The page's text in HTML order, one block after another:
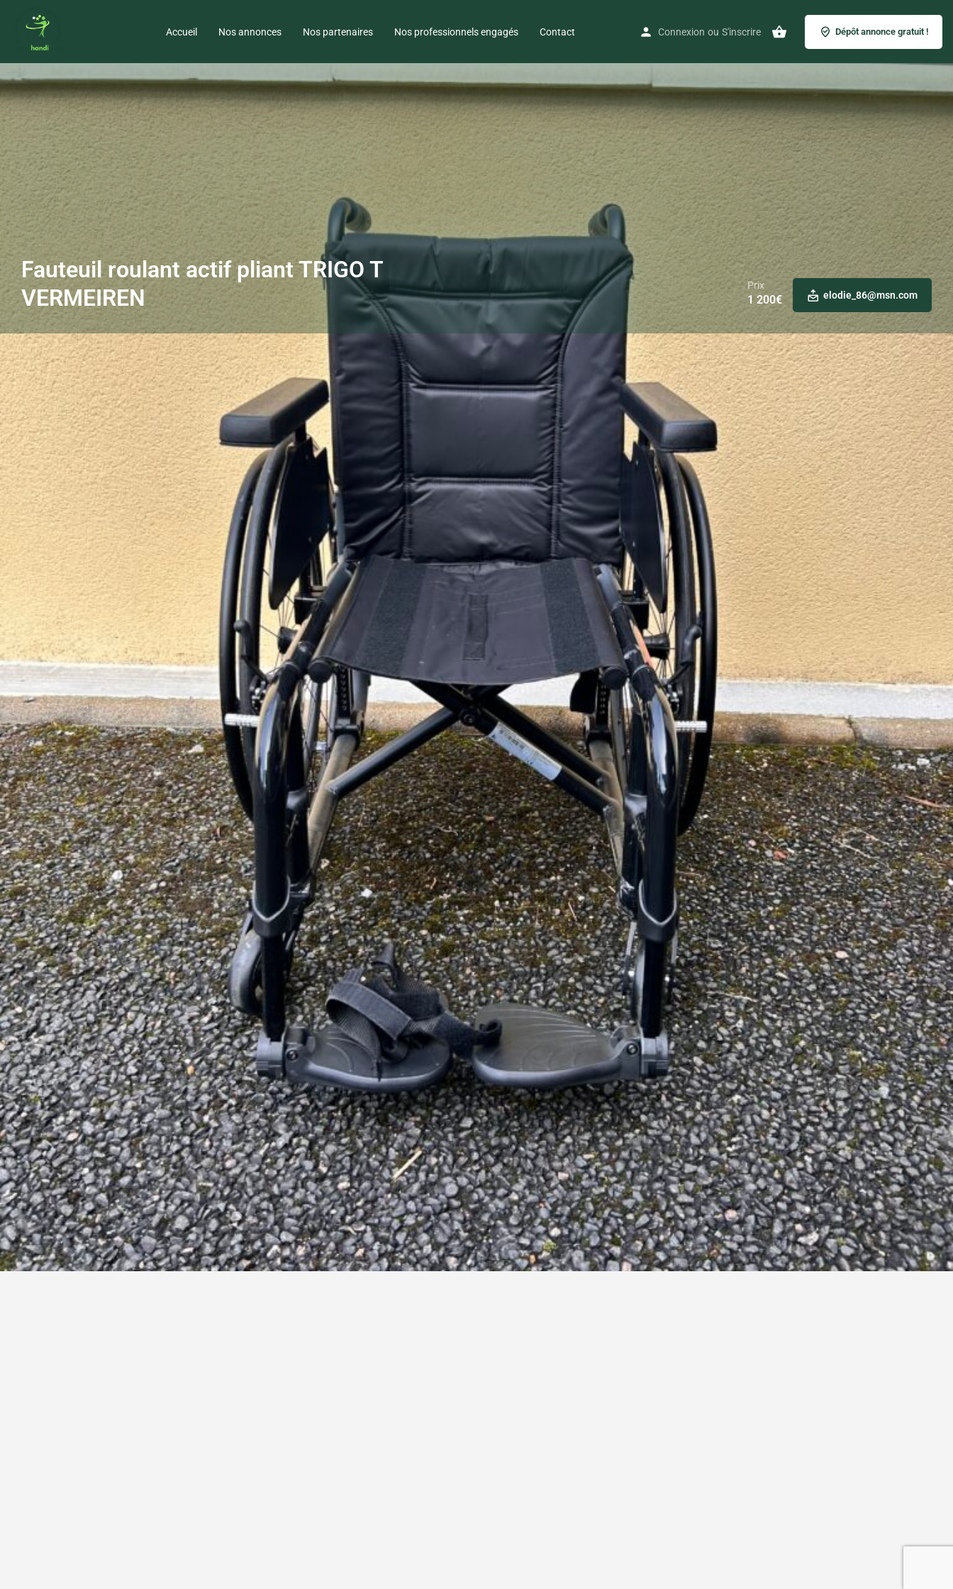
Accueil Nos annonces Nos partenaires Nos professionnels engagés Contact Connexion ou S'inscrire Dépôt annonce gratuit !
Fauteuil roulant actif pliant TRIGO T
VERMEIREN
Prix
1 200€ elodie_86@msn.com
Votre annonce
Envoyer un mail
Gallerie
Pro/ Particulier
Particulier
Auteur
elodietdl
Localisation
33-Gironde, 33160, SAINT MEDARD EN JALLES
Description
Fauteuil roulant actif pliant TRIGO T VERMEIREN
Sous garantie et avec facture Harmonie médicale
Utiliser 4 mois en intérieur uniquement.
Caractéristiques :
Coloris châssis noir brillant
-Assise 40x40, Nylon -toile réglable ne tension avec bandes
réfléchissantes
- hauteur sol / assise 38,5 cm
- Accoudoirs ajustables en hauteur
• Repose-pieds amovibles et escamotables -Poignées de poussée
fixes - 12 cm
- Roues avant 4"
- Roues arrière 24"
- Freins à pousser
Valeur neuf 2000€
Prix
1200
Ses annonces pourraient vous intéresser
a vendre fauteuil roulant RGK SUB 4 NEUF
78-Yvelines , BREVAL
Fauteuil roulant manuel, Veloce 2 en fible cde
carbone ultra léger.
76-Seine-Maritime , fontaine le bourg
Recherche fauteuil Trace'S
92-Hauts-de-Seine , La Garenne Colombes